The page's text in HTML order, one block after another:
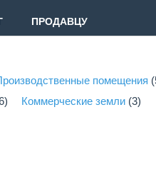
ПРОДАВЦУ
помещения
Коммерческие земли (3)